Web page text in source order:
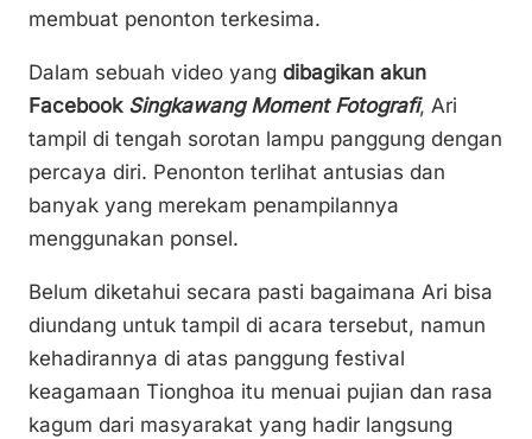
membuat penonton terkesima.
Dalam sebuah video yang dibagikan akun
Facebook Singkawang Moment Fotografi, Ari
tampil di tengah sorotan lampu panggung dengan
percaya diri. Penonton terlihat antusias dan
banyak yang merekam penampilannya
menggunakan ponsel.
Belum diketahui secara pasti bagaimana Ari bisa
diundang untuk tampil di acara tersebut, namun
kehadirannya di atas panggung festival
keagamaan Tionghoa itu menuai pujian dan rasa
kagum dari masyarakat yang hadir langsung